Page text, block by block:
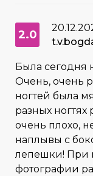
2.0
Была сегодня
Очень, очень
ногтей была
разных
очень плохо,
наплывы с
лепешки! При
фотографии